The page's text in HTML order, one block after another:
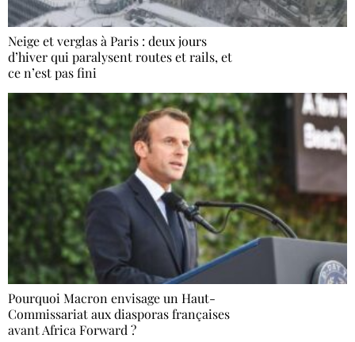
Neige et verglas à Paris : deux jours
d’hiver qui paralysent routes et rails, et
ce n’est pas fini
Pourquoi Macron envisage un Haut-
Commissariat aux diasporas françaises
avant Africa Forward ?